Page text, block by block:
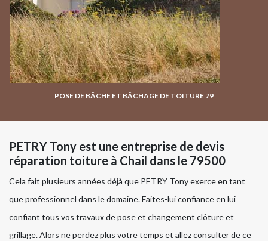
POSE DE BÂCHE ET BÂCHAGE DE TOITURE 79
PETRY Tony est une entreprise de devis
réparation toiture à Chail dans le 79500
Cela fait plusieurs années déjà que PETRY Tony exerce en tant
que professionnel dans le domaine. Faites-lui confiance en lui
confiant tous vos travaux de pose et changement clôture et
grillage. Alors ne perdez plus votre temps et allez consulter de ce